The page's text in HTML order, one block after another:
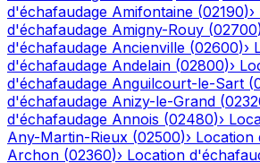
d'échafaudage Amifontaine (02190)›
d'échafaudage Amigny-Rouy (02700
d'échafaudage Ancienville (02600)›
d'échafaudage Andelain (02800)›
d'échafaudage Anguilcourt-le-Sart (
d'échafaudage Anizy-le-Grand (
d'échafaudage Annois (02480)›
Any-Martin-Rieux (02500)› Location
Archon (02360)› Location